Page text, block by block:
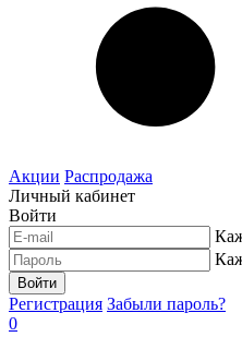
Акции Распродажа
Личный кабинет
Войти
Войти
Регистрация Забыли пароль?
0